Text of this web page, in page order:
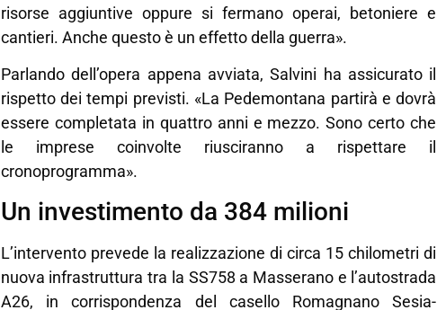
risorse aggiuntive oppure si fermano operai, betoniere e
cantieri. Anche questo è un effetto della guerra».
Parlando dell’opera appena avviata, Salvini ha assicurato il
rispetto dei tempi previsti. «La Pedemontana partirà e dovrà
essere completata in quattro anni e mezzo. Sono certo che
le imprese coinvolte riusciranno a rispettare il
cronoprogramma».
Un investimento da 384 milioni
L’intervento prevede la realizzazione di circa 15 chilometri di
nuova infrastruttura tra la SS758 a Masserano e l’autostrada
A26, in corrispondenza del casello Romagnano Sesia-